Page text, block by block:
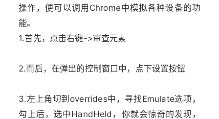
操作，便可以调用Chrome中模拟各种设备的功
能。
1.首先，点击右键->审查元素
2.而后，在弹出的控制窗口中，点下设置按钮
3.左上角切到overrides中，寻找Emulate选项，
勾上后，选中HandHeld，你就会惊奇的发现，